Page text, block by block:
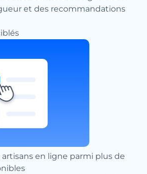
et des recommandations
en ligne parmi plus de